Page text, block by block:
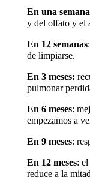
En una
y del olfato y el
En 12 semanas
de limpiarse.
En 3 meses:
pulmonar
En 6 meses:
empezamos a
En 9 meses:
En 12 meses: el
reduce a la